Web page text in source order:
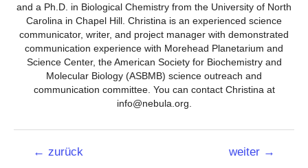
and a Ph.D. in Biological Chemistry from the University of North
Carolina in Chapel Hill. Christina is an experienced science
communicator, writer, and project manager with demonstrated
communication experience with Morehead Planetarium and
Science Center, the American Society for Biochemistry and
Molecular Biology (ASBMB) science outreach and
communication committee. You can contact Christina at
info@nebula.org.
Beitrags-
← zurück weiter →